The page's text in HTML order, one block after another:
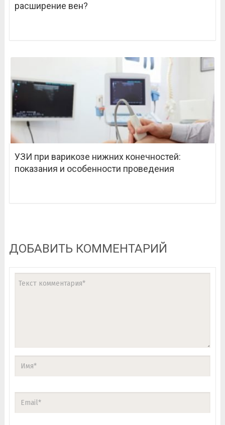
расширение вен?
УЗИ при варикозе нижних конечностей:
показания и особенности проведения
ДОБАВИТЬ КОММЕНТАРИЙ